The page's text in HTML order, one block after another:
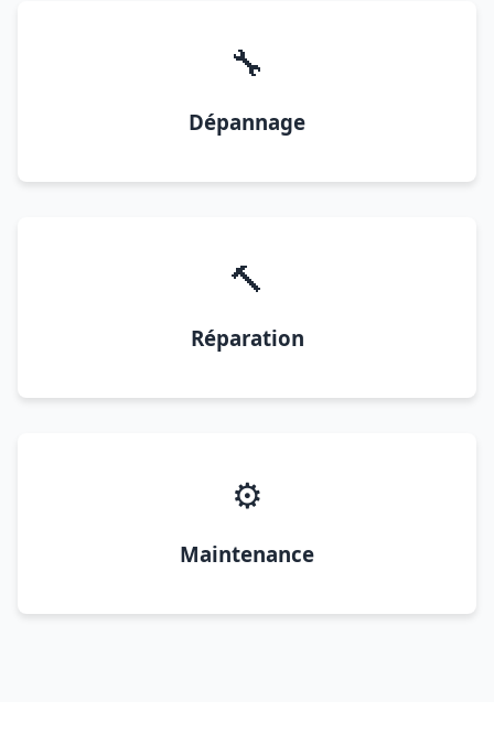
🔧
Dépannage
🔨
Réparation
⚙️
Maintenance